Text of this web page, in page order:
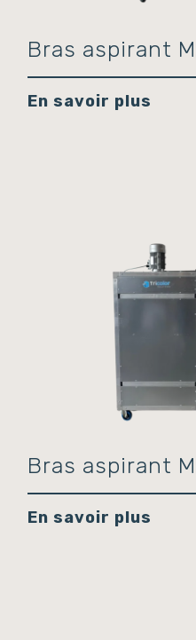
Bras aspirant
En savoir plus
Bras aspirant
En savoir plus